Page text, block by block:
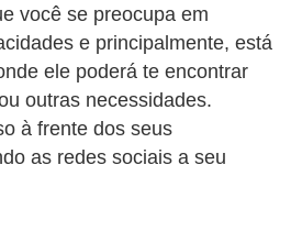
você se preocupa em
e principalmente, está
ele poderá te encontrar
outras necessidades.
à frente dos seus
as redes sociais a seu